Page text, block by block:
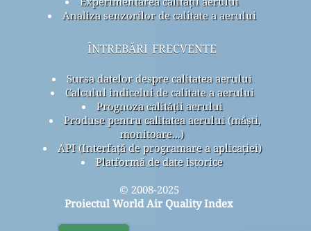
Analiza senzorilor de calitate a aerului
întrebări frecvente
Sursa datelor despre calitatea aerului
Calculul indicelui de calitate a aerului
Prognoza calității aerului
Produse pentru calitatea aerului (măști,
monitoare...)
API (Interfață de programare a aplicației)
Platformă de date istorice
© 2008-2025
Proiectul World Air Quality Index